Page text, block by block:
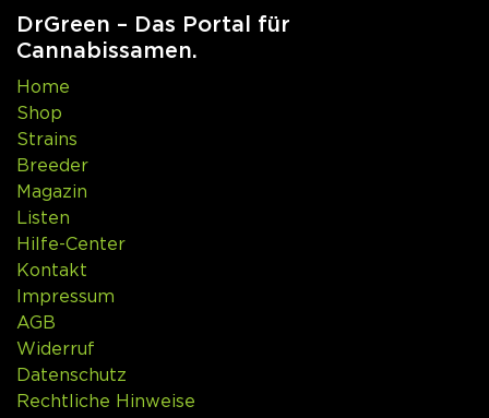
DrGreen – Das Portal für
Cannabissamen.
Home
Shop
Strains
Breeder
Magazin
Listen
Hilfe-Center
Kontakt
Impressum
AGB
Widerruf
Datenschutz
Rechtliche Hinweise